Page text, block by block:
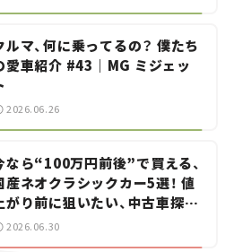
ルマ、何に乗ってるの？ 僕たち
愛車紹介 #43｜MG ミジェッ
2026.06.26
なら“100万円前後”で買える、
産ネオクラシックカー5選！ 値
がり前に狙いたい、中古車探し
お手伝い――ちょっとイケてるマ
2026.06.30